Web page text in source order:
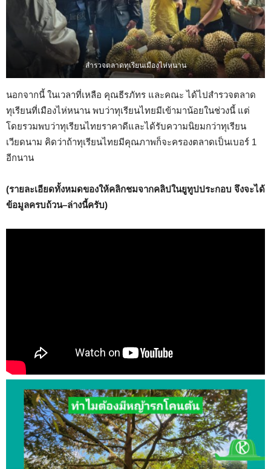
สำรวจตลาดทุเรียนเมืองไห่หนาน
นอกจากนี้ ในเวลาที่เหลือ คุณธีรภัทร และคณะ ได้ไปสำรวจตลาด
ทุเรียนที่เมืองไห่หนาน พบว่าทุเรียนไทยมีเข้ามาน้อยในช่วงนี้ แต่
โดยรวมพบว่าทุเรียนไทยราคาดีและได้รับความนิยมกว่าทุเรียน
เวียดนาม คิดว่าถ้าทุเรียนไทยมีคุณภาพก็จะครองตลาดเป็นเบอร์ 1
อีกนาน
(รายละเอียดทั้งหมดของให้คลิกชมจากคลิปในยูทูปประกอบ จึงจะได้
ข้อมูลครบถ้วน–ล่างนี้ครับ)